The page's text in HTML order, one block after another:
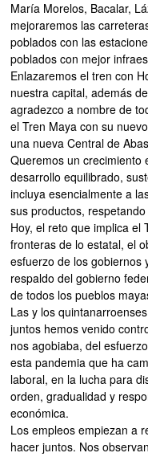
María Morelos, Bacalar,
mejoraremos las
poblados con las
poblados con mejor
Enlazaremos el tren con
nuestra capital, además
agradezco a nombre de
el Tren Maya con su
una nueva Central de
Queremos un crecimiento
desarrollo equilibrado,
incluya esencialmente a
sus productos,
Hoy, el reto que implica el
fronteras de lo estatal, el
esfuerzo de los gobiernos
respaldo del gobierno
de todos los pueblos
Las y los
juntos hemos venido
nos agobiaba, del
esta pandemia que ha
laboral, en la lucha para
orden, gradualidad y
económica.
Los empleos empiezan a
hacer juntos. Nos